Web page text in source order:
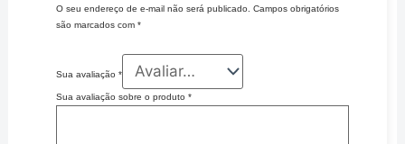
O seu endereço de e-mail não será publicado.
Campos obrigatórios
são marcados com *
Sua avaliação *
Sua avaliação sobre o produto *